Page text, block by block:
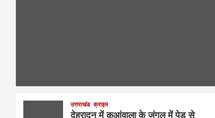
उत्तराखंड क्राइम
देहरादून में कुआंवाला के जंगल में पेड़ से